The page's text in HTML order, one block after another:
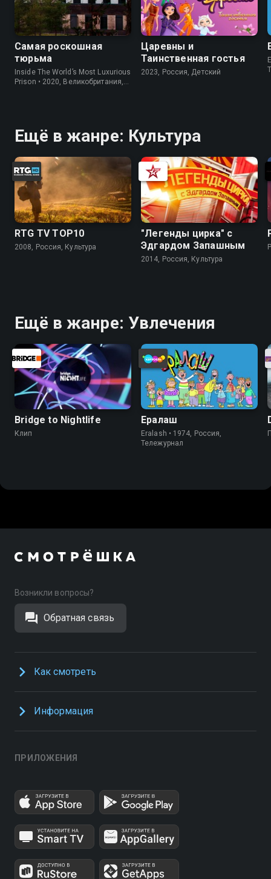
Самая роскошная
тюрьма
Inside The World’s Most Luxurious
Prison • 2020, Великобритания,
Царевны и
Таинственная гостья
2023, Россия, Детский
Ещё в жанре: Культура
RTG TV TOP10
2008, Россия, Культура
"Легенды цирка" с
Эдгардом Запашным
2014, Россия, Культура
Ещё в жанре: Увлечения
Bridge to Nightlife
Клип
Ералаш
Eralash • 1974, Россия,
Тележурнал
Возникли вопросы?
Обратная связь
Как смотреть
Информация
ПРИЛОЖЕНИЯ